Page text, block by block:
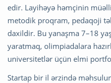
edir. Layihəyə həmçinin
metodik proqram, pedaqoji
daxildir. Bu yanaşma 7–18
yaratmaq, olimpiadalara
universitetlər üçün elmi
Startap bir il ərzində